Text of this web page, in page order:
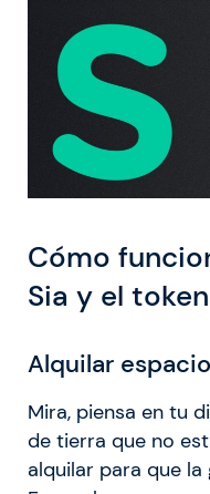
Cómo
Sia y el
Alquilar
Mira, piensa en tu
de tierra que no
alquilar para que la